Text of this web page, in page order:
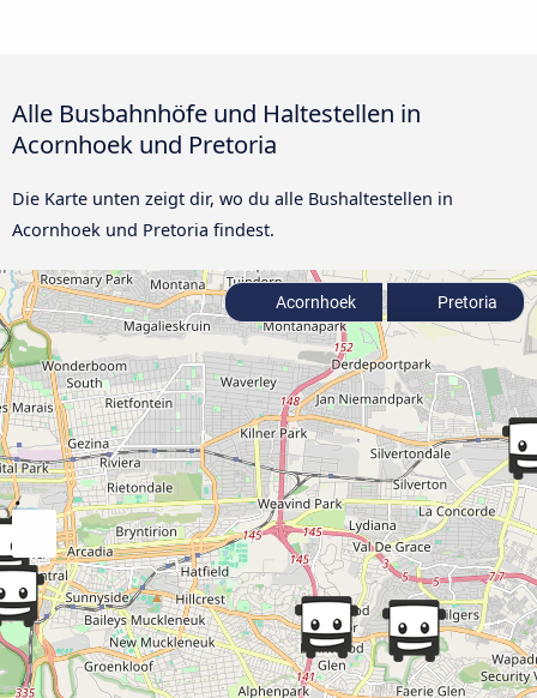
Alle Busbahnhöfe und Haltestellen in
Acornhoek und Pretoria
Die Karte unten zeigt dir, wo du alle Bushaltestellen in
Acornhoek und Pretoria findest.
Acornhoek Pretoria